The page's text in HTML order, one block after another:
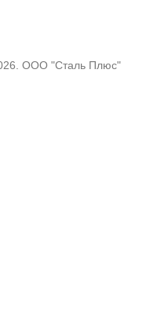
ООО "Сталь Плюс"